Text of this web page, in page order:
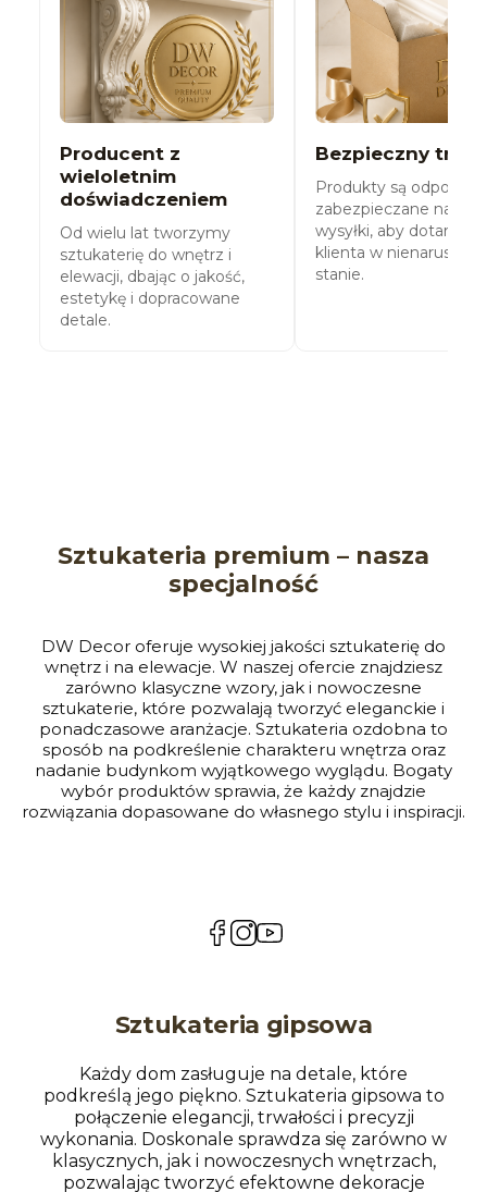
Producent z
wieloletnim
doświadczeniem
Od wielu lat tworzymy
sztukaterię do wnętrz i
elewacji, dbając o jakość,
estetykę i dopracowane
detale.
Bezpieczny
Produkty są
zabezpieczane na
wysyłki, aby dotarły do
klienta w
stanie.
Sztukateria premium – nasza
specjalność
DW Decor oferuje wysokiej jakości sztukaterię do
wnętrz i na elewacje. W naszej ofercie znajdziesz
zarówno klasyczne wzory, jak i nowoczesne
sztukaterie, które pozwalają tworzyć eleganckie i
ponadczasowe aranżacje. Sztukateria ozdobna to
sposób na podkreślenie charakteru wnętrza oraz
nadanie budynkom wyjątkowego wyglądu. Bogaty
wybór produktów sprawia, że każdy znajdzie
rozwiązania dopasowane do własnego stylu i inspiracji.
(Otwiera
się
karcie)
(Otwiera
się
karcie)
(Otwiera
karcie)
Sztukateria gipsowa
Każdy dom zasługuje na detale, które
podkreślą jego piękno. Sztukateria gipsowa to
połączenie elegancji, trwałości i precyzji
wykonania. Doskonale sprawdza się zarówno w
klasycznych, jak i nowoczesnych wnętrzach,
pozwalając tworzyć efektowne dekoracje